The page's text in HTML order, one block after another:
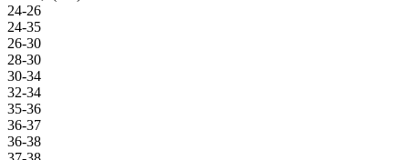
24-26
24-35
26-30
28-30
30-34
32-34
35-36
36-37
36-38